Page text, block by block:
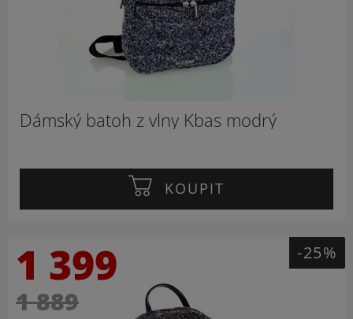
Dámský batoh z vlny Kbas modrý
KOUPIT
1 399
1 889
-25%